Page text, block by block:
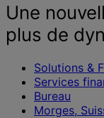
des
actualités
et
informations
Une
plus de
Solutions &
Services
Bureau
Morges,